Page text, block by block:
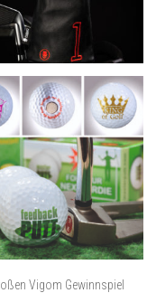
Vigom Gewinnspiel